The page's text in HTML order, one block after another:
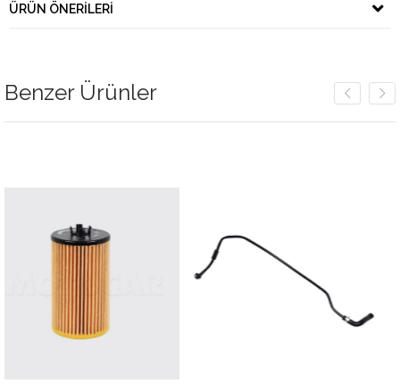
ÜRÜN ÖNERILERI
Benzer Ürünler